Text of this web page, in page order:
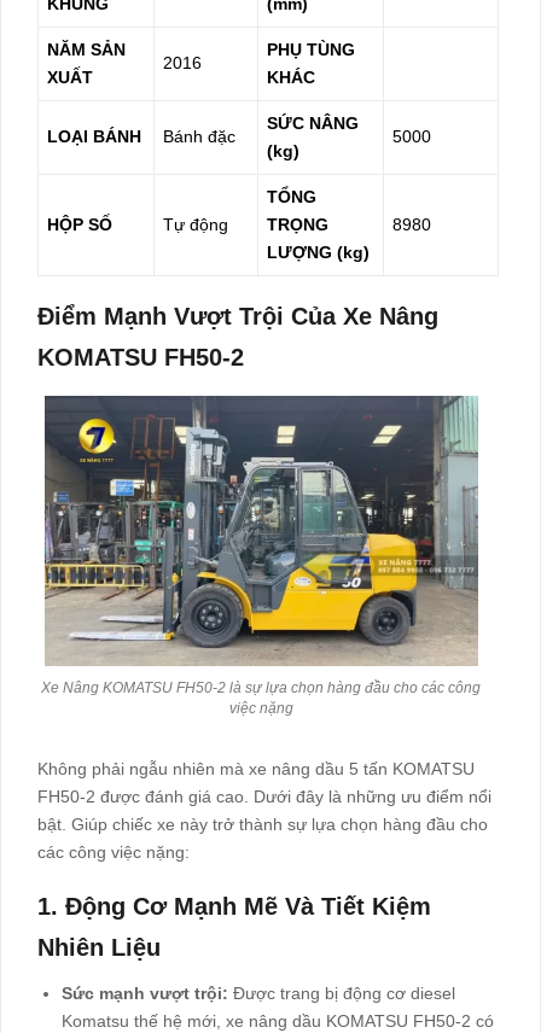
NĂM SẢN
XUẤT
2016
PHỤ TÙNG
KHÁC
LOẠI BÁNH Bánh đặc
SỨC NÂNG
(kg)
5000
HỘP SỐ Tự động
TỔNG
TRỌNG
LƯỢNG (kg)
8980
Điểm Mạnh Vượt Trội Của Xe Nâng
KOMATSU FH50-2
Xe Nâng KOMATSU FH50-2 là sự lựa chọn hàng đầu cho các công
việc nặng
Không phải ngẫu nhiên mà xe nâng dầu 5 tấn KOMATSU
FH50-2 được đánh giá cao. Dưới đây là những ưu điểm nổi
bật. Giúp chiếc xe này trở thành sự lựa chọn hàng đầu cho
các công việc nặng:
1. Động Cơ Mạnh Mẽ Và Tiết Kiệm
Nhiên Liệu
Sức mạnh vượt trội: Được trang bị động cơ diesel
Komatsu thế hệ mới, xe nâng dầu KOMATSU FH50-2 có